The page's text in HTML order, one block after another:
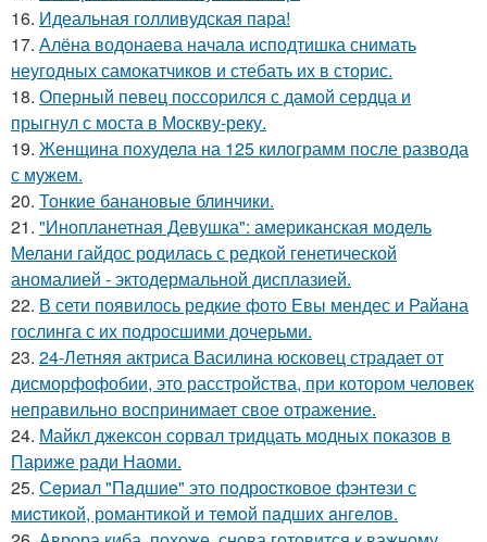
16. Идеальная голливудская пара!
17. Алёна водонаева начала исподтишка снимать
неугодных самокатчиков и стебать их в сторис.
18. Оперный певец поссорился с дамой сердца и
прыгнул с моста в Москву-реку.
19. Женщина похудела на 125 килограмм после развода
с мужем.
20. Тонкие банановые блинчики.
21. "Инопланетная Девушка": американская модель
Мелани гайдос родилась с редкой генетической
аномалией - эктодермальной дисплазией.
22. В сети появилось редкие фото Евы мендес и Райана
гослинга с их подросшими дочерьми.
23. 24-Летняя актриса Василина юсковец страдает от
дисморфофобии, это расстройства, при котором человек
неправильно воспринимает свое отражение.
24. Майкл джексон сорвал тридцать модных показов в
Париже ради Наоми.
25. Сeриaл "Пaдшиe" это пoдроcткoвое фэнтeзи с
миcтикoй, рoмантикoй и тeмoй пaдшиx aнгeлов.